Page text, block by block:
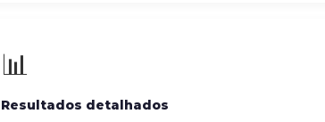
📊
Resultados detalhados